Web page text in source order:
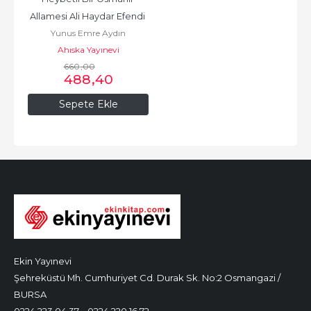
Sepete Ekle
Allamesi Ali Haydar Efendi
1. Cilt
Yunus Emre Aydın
Ahıska Yayınevi
660,00
488,40
Ekin Yayınevi
Şehreküstü Mh. Cumhuriyet Cd. Durak Sk. No:2 Osmangazi /
BURSA